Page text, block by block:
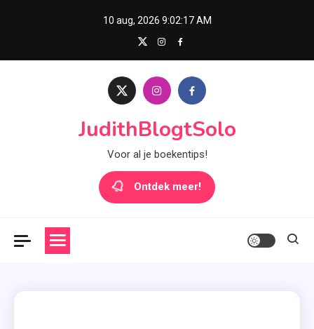
10 aug, 2026 9:02:18 AM
JudithBlogtSolo
Voor al je boekentips!
Ontdek meer!